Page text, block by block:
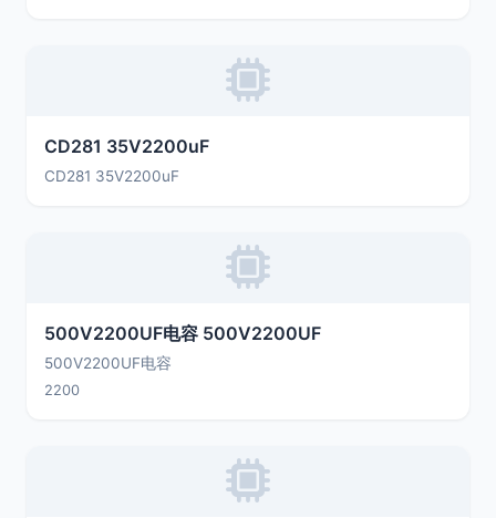
CD281 35V2200uF
CD281 35V2200uF
500V2200UF电容 500V2200UF
500V2200UF电容
2200